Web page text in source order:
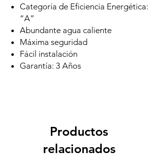
Categoría de Eficiencia Energética:
“A”
Abundante agua caliente
Máxima seguridad
Fácil instalación
Garantía: 3 Años
Productos
relacionados